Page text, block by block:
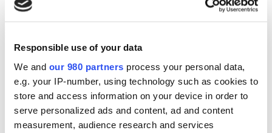
Responsible use of your data
We and our 980 partners process your personal data,
e.g. your IP-number, using technology such as cookies to
store and access information on your device in order to
serve personalized ads and content, ad and content
measurement, audience research and services
kan skabe en stærk og effektiv tilstedeværelse på
messen. Kontakt os for at høre, hvordan vi kan støtte jer
i at få mest muligt ud af jeres deltagelse på SMM 2026!
Del aktivitet